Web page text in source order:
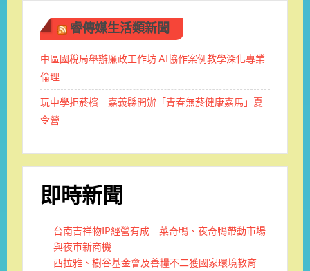
睿傳媒生活類新聞
中區國稅局舉辦廉政工作坊 AI協作案例教學深化專業
倫理
玩中學拒菸檳 嘉義縣開辦「青春無菸健康嘉馬」夏
令營
即時新聞
台南吉祥物IP經營有成 菜奇鴨、夜奇鴨帶動市場
與夜市新商機
西拉雅、樹谷基金會及善糧不二獲國家環境教育